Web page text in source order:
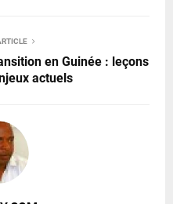
en Guinée : leçons
actuels